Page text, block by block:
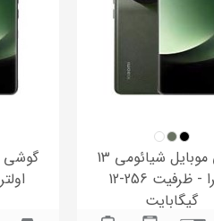
گوشی موبایل شیائومی 13
اولترا - ظرفیت 256-12
گیگابایت